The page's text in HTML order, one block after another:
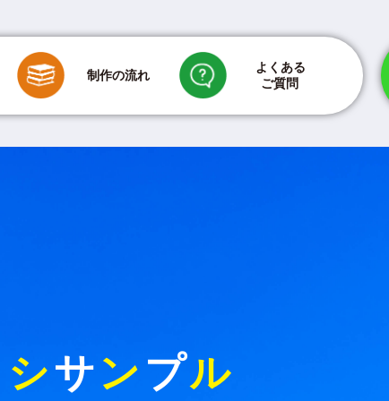
新聞折込代金
制作の流れ
よくある
ご質問
シサン プル